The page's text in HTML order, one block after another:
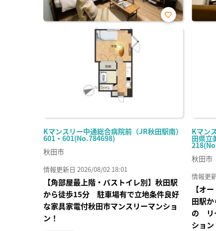
Kマンスリー中通総合病院前（JR秋田駅南）
601・601(No.784698)
お気
秋田市
情報更新日 2026/08/02 18:01
【角部屋最上階・バストイレ別】秋田駅
から徒歩15分 駐車場有で立地条件良好
な家具家電付秋田市マンスリーマンショ
ン！
Kマン
田県立
秋田市
情報更
【オ
田駅
の リ
ション